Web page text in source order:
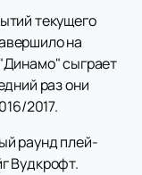
текущего
на
сыграет
раз они
2017.
раунд плей-
Вудкрофт.